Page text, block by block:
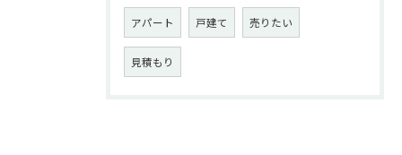
アパート 戸建て 売りたい
見積もり